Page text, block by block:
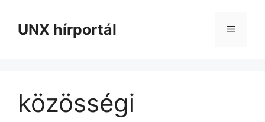
tartalomba
UNX hírportál Menü
közösségi